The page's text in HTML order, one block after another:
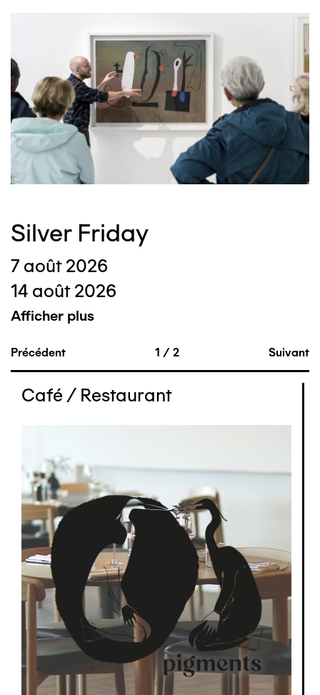
Silver Friday
7 août 2026
14 août 2026
Afficher plus
Précédent 1 / 2 Suivant
Café / Restaurant